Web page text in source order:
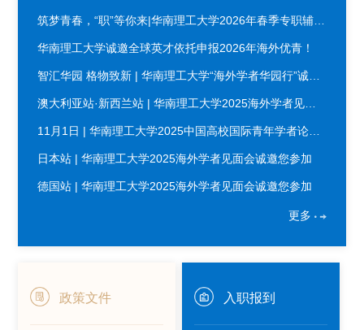
筑梦青春，“职”等你来|华南理工大学2026年春季专职辅导
华南理工大学诚邀全球英才依托申报2026年海外优青！
智汇华园 格物致新 | 华南理工大学“海外学者华园行”诚邀
澳大利亚站·新西兰站 | 华南理工大学2025海外学者见面
11月1日 | 华南理工大学2025中国高校国际青年学者论坛
日本站 | 华南理工大学2025海外学者见面会诚邀您参加
德国站 | 华南理工大学2025海外学者见面会诚邀您参加
更多
政策文件 入职报到